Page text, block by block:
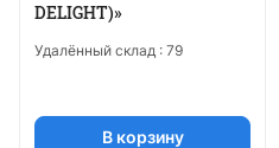
DELIGHT)»
Удалённый склад : 79
В корзину